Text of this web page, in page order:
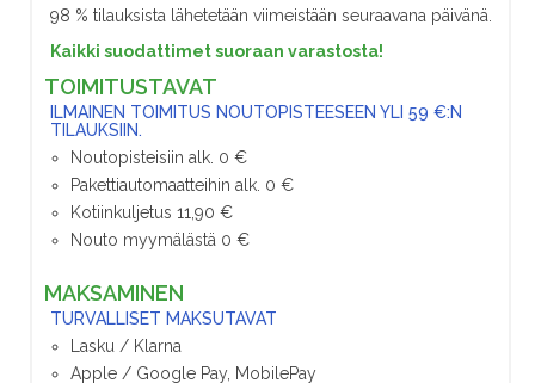
98 % tilauksista lähetetään viimeistään seuraavana päivänä.
Kaikki suodattimet suoraan varastosta!
TOIMITUSTAVAT
ILMAINEN TOIMITUS NOUTOPISTEESEEN YLI 59 €:N
TILAUKSIIN.
Noutopisteisiin alk. 0 €
Pakettiautomaatteihin alk. 0 €
Kotiinkuljetus 11,90 €
Nouto myymälästä 0 €
MAKSAMINEN
TURVALLISET MAKSUTAVAT
Lasku / Klarna
Apple / Google Pay, MobilePay